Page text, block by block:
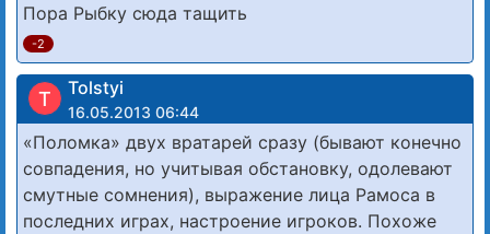
Пора Рыбку сюда тащить
-2
T Tolstyi
16.05.2013 06:44
«Поломка» двух вратарей сразу (бывают конечно
совпадения, но учитывая обстановку, одолевают
смутные сомнения), выражение лица Рамоса в
последних играх, настроение игроков. Похоже